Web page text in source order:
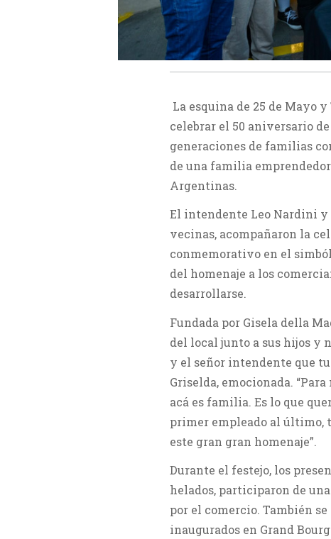
La esquina de 25 de Mayo
celebrar el 50 aniversario
generaciones de familias
de una familia
Argentinas.
El intendente Leo Nardini y
vecinas, acompañaron la
conmemorativo en el
del homenaje a los
desarrollarse.
Fundada por Gisela della
del local junto a sus hijos y
y el señor intendente que
Griselda, emocionada.
acá es familia. Es lo que
primer empleado al último,
este gran gran homenaje”.
Durante el festejo, los
helados, participaron de
por el comercio. También
inaugurados en Grand